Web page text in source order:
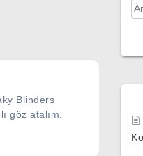
Blinders
göz atalım.